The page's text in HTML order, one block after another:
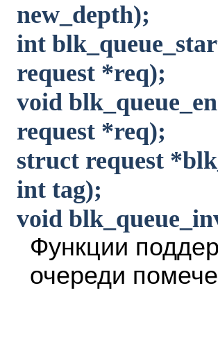
new_depth);
int
request *req);
void
request *req);
struct request
int tag);
void
Функции
очереди